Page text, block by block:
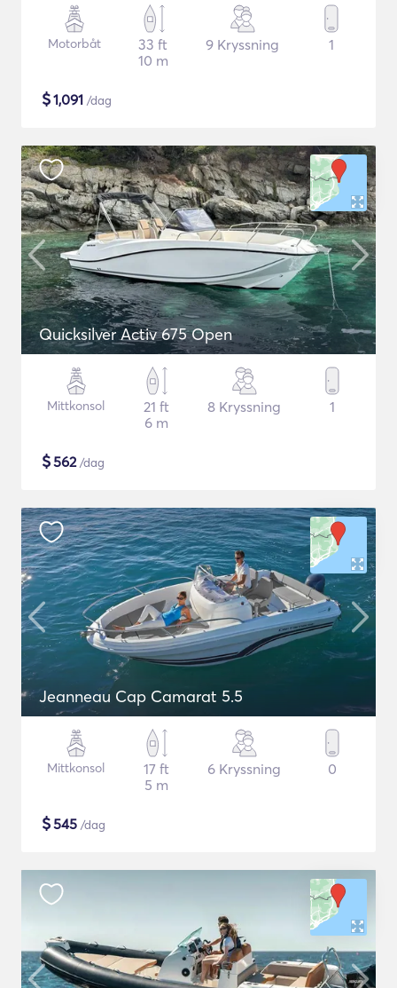
Motorbåt
33 ft
10 m
9 Kryssning 1
$1,091 /dag
Quicksilver Activ 675 Open
Mittkonsol
21 ft
6 m
8 Kryssning 1
$562/dag
Jeanneau Cap Camarat 5.5
Mittkonsol
17 ft
5 m
6 Kryssning 0
$545 /dag